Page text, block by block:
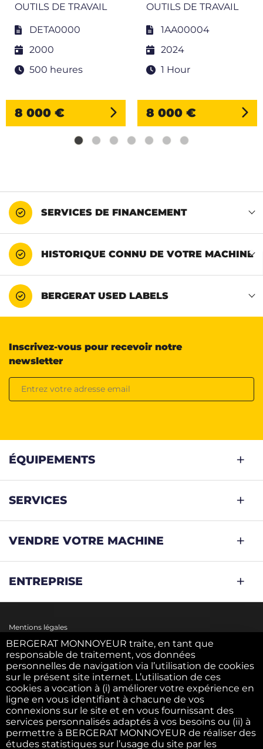
OUTILS DE TRAVAIL
DETA0000
2000
500 heures
8 000 €
OUTILS DE TRAVAIL
1AA00004
2024
1 Hour
8 000 €
SERVICES DE FINANCEMENT
HISTORIQUE CONNU DE VOTRE MACHINE
BERGERAT USED LABELS
Inscrivez-vous pour recevoir notre
newsletter
ÉQUIPEMENTS
SERVICES
VENDRE VOTRE MACHINE
ENTREPRISE
Mentions légales
Politique des cookies
Politique des données personnelles
C.G.U.
BERGERAT MONNOYEUR traite, en tant que
responsable de traitement, vos données
personnelles de navigation via l’utilisation de cookies
sur le présent site internet. L’utilisation de ces
cookies a vocation à (i) améliorer votre expérience en
ligne en vous identifiant à chacune de vos
connexions sur le site et en vous fournissant des
services personnalisés adaptés à vos besoins ou (ii) à
permettre à BERGERAT MONNOYEUR de réaliser des
études statistiques sur l’usage du site par les